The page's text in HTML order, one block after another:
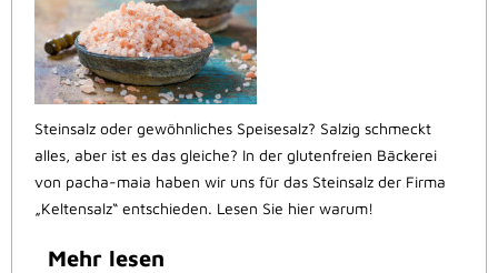
Steinsalz oder gewöhnliches Speisesalz? Salzig schmeckt
alles, aber ist es das gleiche? In der glutenfreien Bäckerei
von pacha-maia haben wir uns für das Steinsalz der Firma
„Keltensalz“ entschieden. Lesen Sie hier warum!
Mehr lesen